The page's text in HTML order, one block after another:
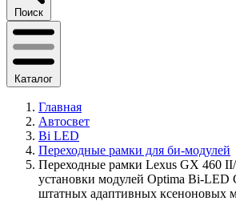
Поиск
Каталог
Главная
Автосвет
Bi LED
Переходные рамки для би-модулей
Переходные рамки Lexus GX 460
установки модулей Optima Bi-LED
штатных адаптивных ксеноновых